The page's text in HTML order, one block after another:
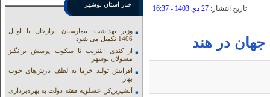
تاريخ انتشار: 27 دي 1403 - 16:37
در هند
اخبار استان بوشهر
وزیر بهداشت: بیمارستان برازجان تا اوایل
1406 تکمیل می شود
از کندی اینترنت تا سکوت پرسش برانگیز
مسولان بوشهر
افزایش تولید خرما به لطف بارش‌های خوب
بهار
آبشیرین‌کن عسلویه هفته دولت به بهره‌برداری